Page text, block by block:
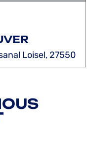
Loisel, 27550